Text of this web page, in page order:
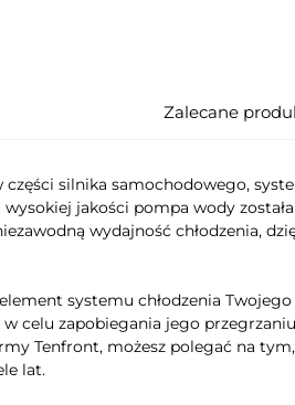
Zalecane
silnika samochodowego,
jakości pompa wody
wydajność chłodzenia,
systemu chłodzenia
celu zapobiegania jego
Tenfront, możesz polegać na
lat.